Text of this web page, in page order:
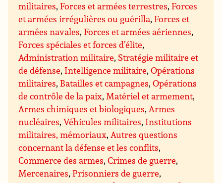
militaires,Forces et armées terrestres,Forces
et armées irrégulières ou guérilla,Forces et
armées navales,Forces et armées aériennes,
Forces spéciales et forces d’élite,
Administration militaire, Stratégie militaire et
de défense, Intelligence militaire,Opérations
militaires, Batailles et campagnes,Opérations
de contrôle de la paix,Matériel et armement,
Armes chimiques et biologiques,Armes
nucléaires,Véhicules militaires, Institutions
militaires, mémoriaux,Autres questions
concernant la défense et les conflits,
Commerce des armes,Crimes de guerre,
Mercenaires,Prisonniers de guerre,